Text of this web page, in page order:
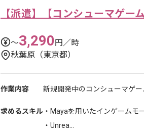
【派遣】【コンシューマゲー
〜3,290円／時
秋葉原（東京都）
作業内容 新規開発中のコンシューマゲ
求めるスキル ・Mayaを用いたインゲームモ
・Unrea...